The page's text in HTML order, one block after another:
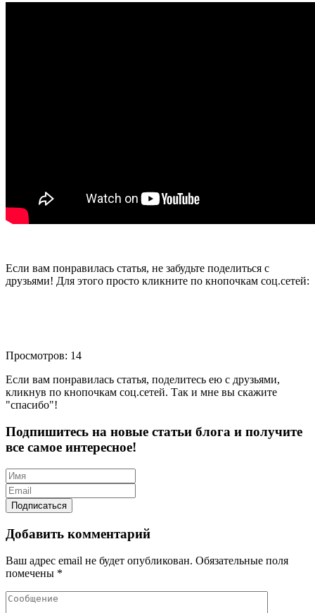
Если вам понравилась статья, не забудьте поделиться с
друзьями! Для этого просто кликните по кнопочкам соц.сетей:
Просмотров: 14
Если вам понравилась статья, поделитесь ею с друзьями,
кликнув по кнопочкам соц.сетей. Так и мне вы скажите
"спасибо"!
Подпишитесь на новые статьи блога и получите
все самое интересное!
Добавить комментарий
Ваш адрес email не будет опубликован. Обязательные поля
помечены *